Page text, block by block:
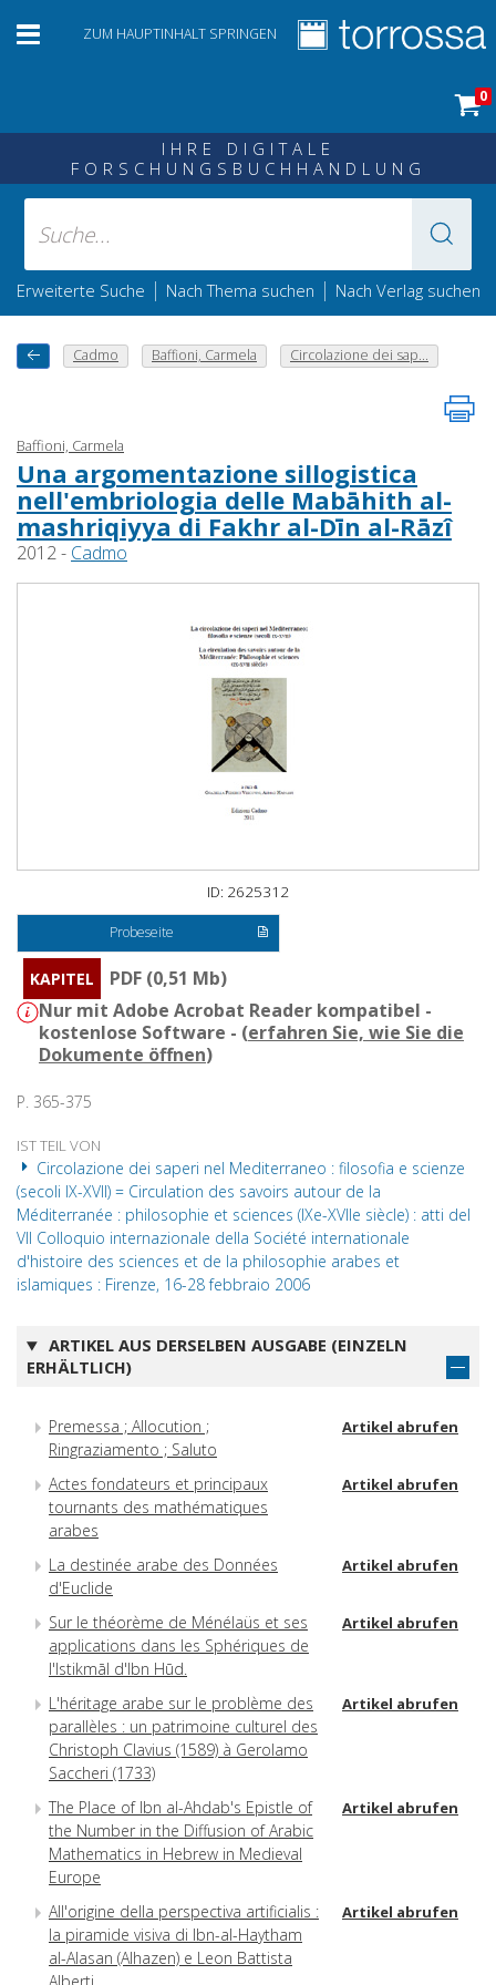
ZUM HAUPTINHALT SPRINGEN
0
IHRE DIGITALE
FORSCHUNGSBUCHHANDLUNG
Erweiterte Suche | Nach Thema suchen | Nach Verlag suchen
Cadmo Baffioni, Carmela Circolazione dei sap...
Baffioni, Carmela
Una argomentazione sillogistica
nell'embriologia delle Mabāhith al-
mashriqiyya di Fakhr al-Dīn al-Rāzî
2012 - Cadmo
ID: 2625312
Probeseite
KAPITEL
PDF (0,51 Mb)
Nur mit Adobe Acrobat Reader kompatibel -
kostenlose Software - (erfahren Sie, wie Sie die
Dokumente öffnen)
P. 365-375
IST TEIL VON
Circolazione dei saperi nel Mediterraneo : filosofia e scienze
(secoli IX-XVII) = Circulation des savoirs autour de la
Méditerranée : philosophie et sciences (IXe-XVIIe siècle) : atti del
VII Colloquio internazionale della Société internationale
d'histoire des sciences et de la philosophie arabes et
islamiques : Firenze, 16-28 febbraio 2006
ARTIKEL AUS DERSELBEN AUSGABE (EINZELN
ERHÄLTLICH)
Premessa ; Allocution ;
Ringraziamento ; Saluto
Artikel abrufen
Actes fondateurs et principaux
tournants des mathématiques
arabes
Artikel abrufen
La destinée arabe des Données
d'Euclide
Artikel abrufen
Sur le théorème de Ménélaüs et ses
applications dans les Sphériques de
l'Istikmāl d'Ibn Hūd.
Artikel abrufen
L'héritage arabe sur le problème des
parallèles : un patrimoine culturel des
Christoph Clavius (1589) à Gerolamo
Saccheri (1733)
Artikel abrufen
The Place of Ibn al-Ahdab's Epistle of
the Number in the Diffusion of Arabic
Mathematics in Hebrew in Medieval
Europe
Artikel abrufen
All'origine della perspectiva artificialis :
la piramide visiva di Ibn-al-Haytham
al-Alasan (Alhazen) e Leon Battista
Artikel abrufen